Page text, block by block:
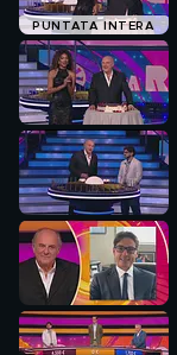
PUNTATA INTERA